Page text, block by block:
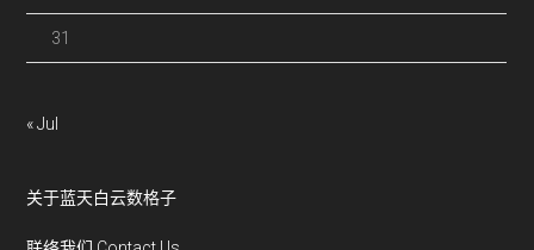
31
« Jul
关于蓝天白云数格子